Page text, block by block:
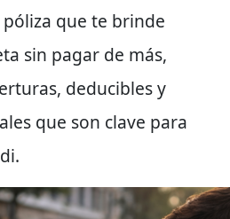
que te brinde
sin pagar de más,
deducibles y
que son clave para